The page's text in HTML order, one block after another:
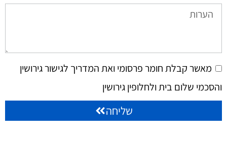
מאשר קבלת חומר פרסומי ואת המדריך לגישור גירושין
והסכמי שלום בית ולחלופין גירושין
שליחה